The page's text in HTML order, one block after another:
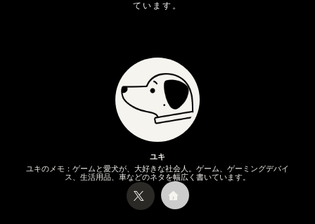
ています。
ユキ
ユキのメモ：ゲームと愛犬が、大好きな社会人。ゲーム、ゲーミングデバイ
ス、生活用品、車などのネタを幅広く書いています。